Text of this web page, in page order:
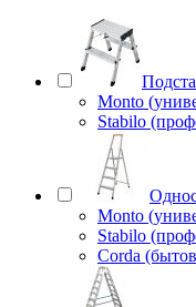
Monto
Stabilo
Monto
Stabilo
Corda